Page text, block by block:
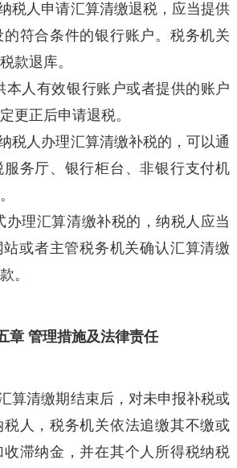
税人申请汇算清缴退税，应当提供
符合条件的银行账户。税务机关
款退库。
本人有效银行账户或者提供的账户
更正后申请退税。
税人办理汇算清缴补税的，可以通
务厅、银行柜台、非银行支付机
办理汇算清缴补税的，纳税人应当
或者主管税务机关确认汇算清缴
。
章 管理措施及法律责任
算清缴期结束后，对未申报补税或
人，税务机关依法追缴其不缴或
收滞纳金，并在其个人所得税纳税